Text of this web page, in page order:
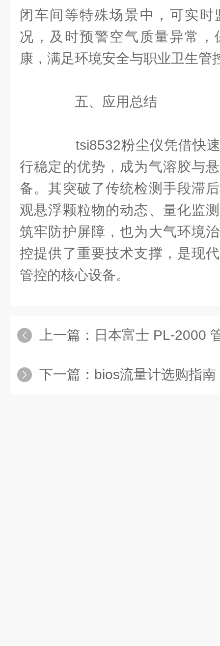
闭车间等特殊场景中，可实
况，及时预警空气质量异常
康，满足环境安全与职业卫生管
五、应用总结
tsi8532粉尘仪凭借快速
行稳定的优势，成为气溶胶与
备。其突破了传统检测手段滞
观悬浮颗粒物的动态、量化监
筑牢防护屏障，也为大气环境
控提供了重要技术支撑，是现
管控的核心设备。
上一篇： 日本富士 PL-2000 管
下一篇： bios流量计选购指南：精度